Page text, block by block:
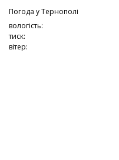
Погода уТернополі
вологість:
тиск:
вітер: